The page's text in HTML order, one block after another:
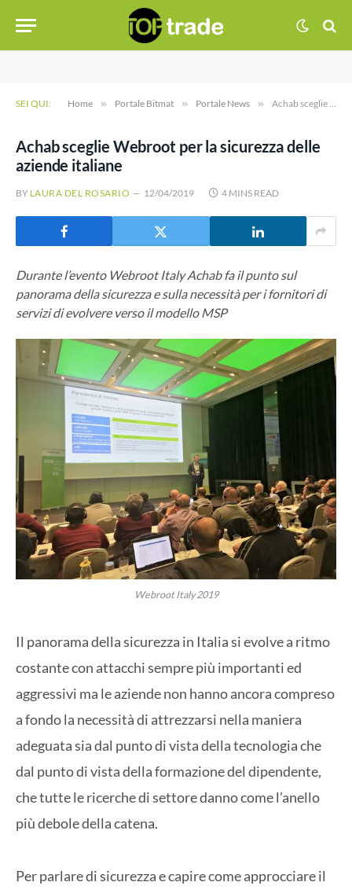
SEI QUI: Home » Portale Bitmat » Portale News » Achab sceglie Webroot per la sicurezza delle aziende italiane
Achab sceglie Webroot per la sicurezza delle
aziende italiane
BY LAURA DEL ROSARIO 12/04/2019 4 MINS READ
Durante l’evento Webroot Italy Achab fa il punto sul
panorama della sicurezza e sulla necessità per i fornitori di
servizi di evolvere verso il modello MSP
Webroot Italy 2019
Il panorama della sicurezza in Italia si evolve a ritmo
costante con attacchi sempre più importanti ed
aggressivi ma le aziende non hanno ancora compreso
a fondo la necessità di attrezzarsi nella maniera
adeguata sia dal punto di vista della tecnologia che
dal punto di vista della formazione del dipendente,
che tutte le ricerche di settore danno come l’anello
più debole della catena.
Per parlare di sicurezza e capire come approcciare il